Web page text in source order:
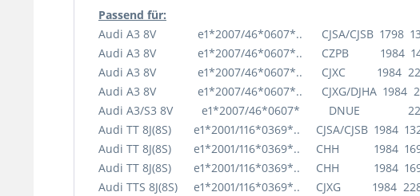
Passend für:
Audi A3 8V e1*2007/46*0607*.. CJSA/CJSB 1798
Audi A3 8V e1*2007/46*0607*.. CZPB 1984
Audi A3 8V e1*2007/46*0607*.. CJXC 1984 221/
Audi A3 8V e1*2007/46*0607*.. CJXG/DJHA 1984
Audi A3/S3 8V e1*2007/46*0607* DNUE
Audi TT 8J(8S) e1*2001/116*0369*.. CJSA/CJSB 1984
Audi TT 8J(8S) e1*2001/116*0369*.. CHH 1984
Audi TT 8J(8S) e1*2001/116*0369*.. CHH 1984
Audi TTS 8J(8S) e1*2001/116*0369*.. CJXG 1984